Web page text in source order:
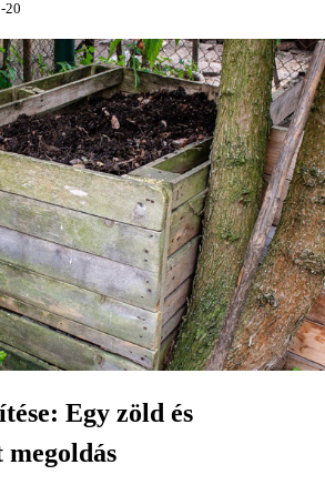
20
Egy zöld és